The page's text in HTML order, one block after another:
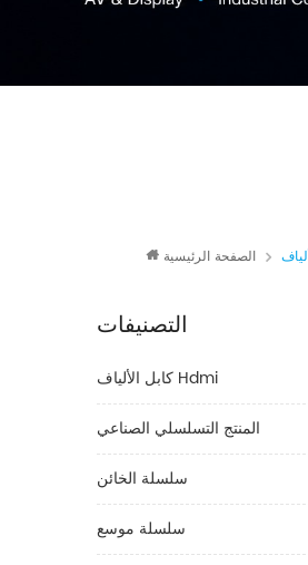
الصفحة الرئيسية
التصنيفات
كابل الألياف Hdmi
المنتج التسلسلي الصناعي
سلسلة الخائن
سلسلة موسع